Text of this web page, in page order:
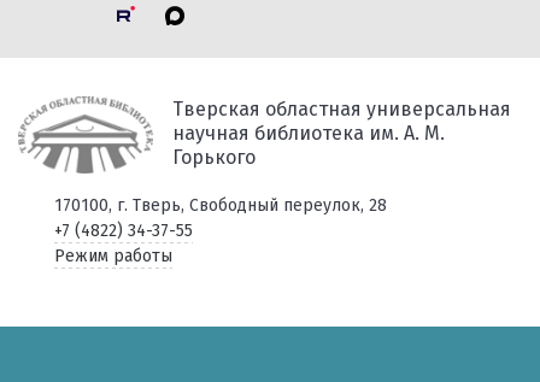
Тверская областная универсальная
научная библиотека им. А. М.
Горького
170100, г. Тверь, Свободный переулок, 28
+7 (4822) 34-37-55
Режим работы